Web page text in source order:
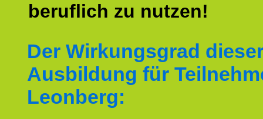
beruflich zu nutzen!
Der Wirkungsgrad
Ausbildung für
Leonberg: